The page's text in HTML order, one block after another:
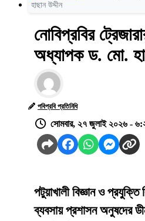
হাছান উদ্দীন
নোবিপ্রবির
অধ্যাপক ড. মো.
পবিপ্রবি প্রতিনিধি
সোমবার, ২৭ জুলাই ২০২৬ -
পটুয়াখালী বিজ্ঞান ও প্রযুক্তি
ব্যবসায় প্রশাসন অনুষদের